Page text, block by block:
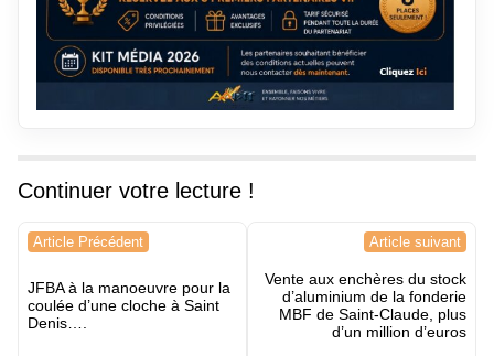
Continuer votre lecture !
Navigation
l’article
Article Précédent
JFBA à la manoeuvre pour la
coulée d’une cloche à Saint
Denis….
Article suivant
Vente aux enchères du stock
d’aluminium de la fonderie
MBF de Saint-Claude, plus
d’un million d’euros